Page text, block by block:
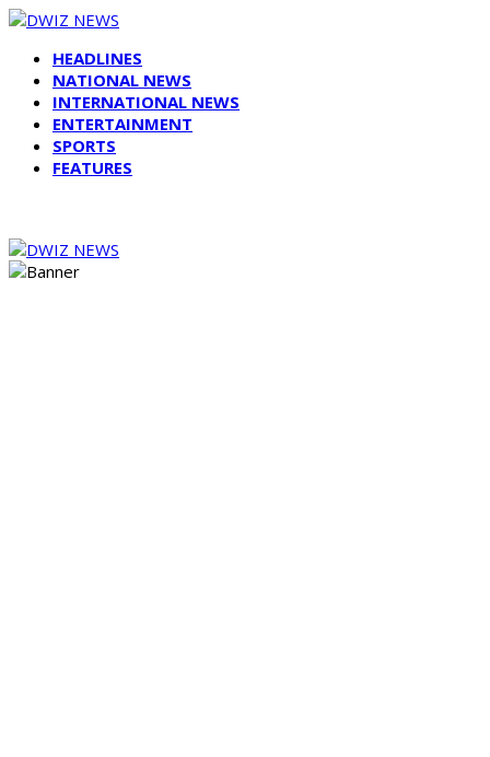
HEADLINES
NATIONAL NEWS
INTERNATIONAL NEWS
ENTERTAINMENT
SPORTS
FEATURES